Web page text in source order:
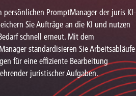
persönlichen PromptManager der juris KI-
Sie Aufträge an die KI und nutzen
schnell erneut. Mit dem
standardisieren Sie Arbeitsabläufe
für eine effiziente Bearbeitung
juristischer Aufgaben.